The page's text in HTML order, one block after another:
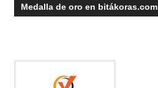
Medalla de oro en bitákoras.com